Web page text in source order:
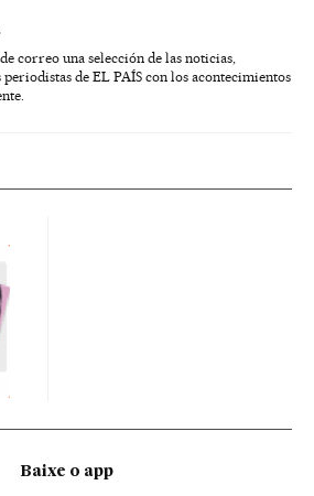
correo una selección de las noticias,
de EL PAÍS con los acontecimientos
Baixe o app